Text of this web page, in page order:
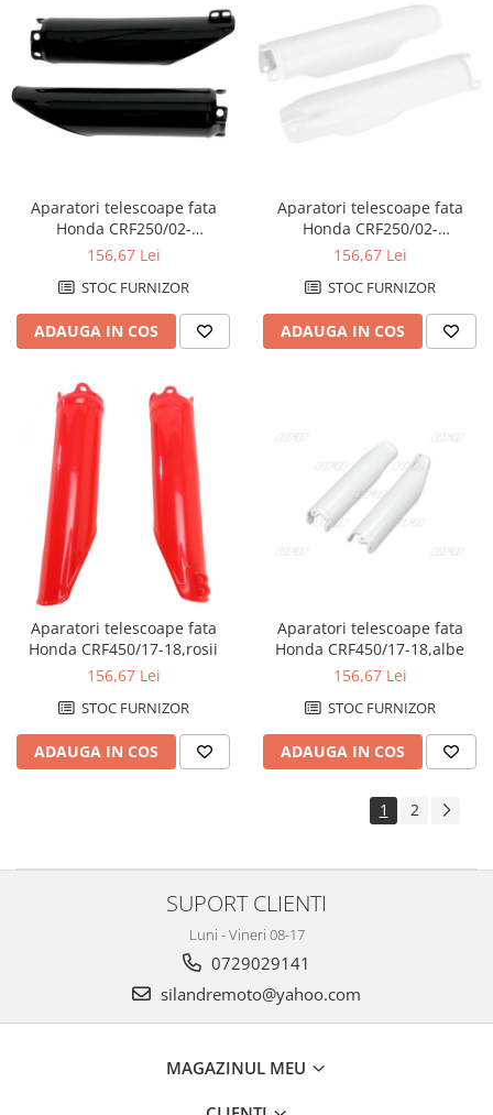
Aparatori telescoape fata
Honda CRF250/02-
10=CRF450/02-08,negre
156,67 Lei
STOC FURNIZOR
ADAUGA IN COS
Aparatori telescoape fata
Honda CRF250/02-
10=CRF450/02-08,albe
156,67 Lei
STOC FURNIZOR
ADAUGA IN COS
Aparatori telescoape fata
Honda CRF450/17-18,rosii
156,67 Lei
STOC FURNIZOR
ADAUGA IN COS
Aparatori telescoape fata
Honda CRF450/17-18,albe
156,67 Lei
STOC FURNIZOR
ADAUGA IN COS
1 2
SUPORT CLIENTI
Luni - Vineri 08-17
0729029141
silandremoto@yahoo.com
MAGAZINUL MEU